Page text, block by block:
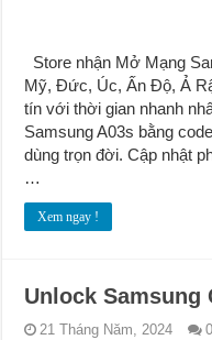
Store nhận Mở Mạng
Mỹ, Đức, Úc, Ấn Độ, Ả
tín với thời gian nhanh
Samsung A03s bằng
dùng trọn đời. Cập nhật
…
Xem ngay !
Unlock Samsung
21 Tháng Năm, 2024 0